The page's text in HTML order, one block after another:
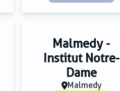
Malmedy -
Institut Notre-
Dame
Malmedy